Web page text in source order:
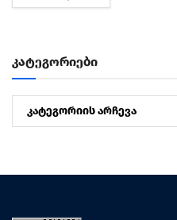
კატეგორიები
კატეგორიები